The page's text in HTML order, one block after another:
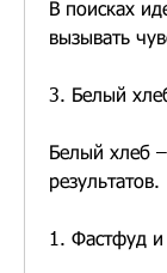
В поисках
вызывать
3. Белый
Белый хлеб
результатов.
1. Фастфуд и